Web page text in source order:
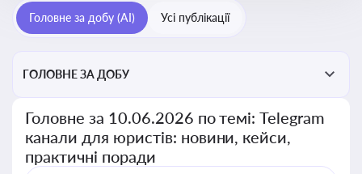
каналах
Головне за добу (AI) Усі публікації
ГОЛОВНЕ ЗА ДОБУ
Головне за 10.06.2026 по темі: Telegram
канали для юристів: новини, кейси,
практичні поради